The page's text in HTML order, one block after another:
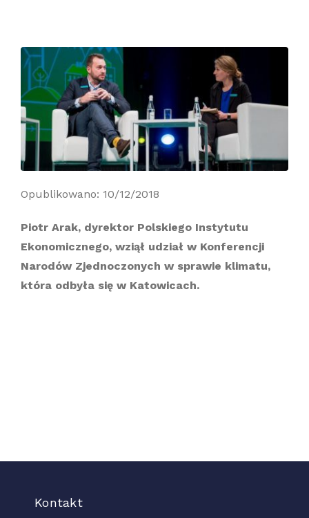
Opublikowano: 10/12/2018
Piotr Arak, dyrektor Polskiego Instytutu
Ekonomicznego, wziął udział w Konferencji
Narodów Zjednoczonych w sprawie klimatu,
która odbyła się w Katowicach.
Kontakt